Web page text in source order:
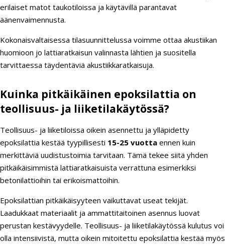
erilaiset matot taukotiloissa ja käytävillä parantavat
äänenvaimennusta.
Kokonaisvaltaisessa tilasuunnittelussa voimme ottaa akustiikan
huomioon jo lattiaratkaisun valinnasta lähtien ja suositella
tarvittaessa täydentäviä akustiikkaratkaisuja.
Kuinka pitkäikäinen epoksilattia on
teollisuus- ja liiketilakäytössä?
Teollisuus- ja liiketiloissa oikein asennettu ja ylläpidetty
epoksilattia kestää tyypillisesti 15-25 vuotta ennen kuin
merkittäviä uudistustoimia tarvitaan. Tämä tekee siitä yhden
pitkäikäisimmistä lattiaratkaisuista verrattuna esimerkiksi
betonilattioihin tai erikoismattoihin.
Epoksilattian pitkäikäisyyteen vaikuttavat useat tekijät.
Laadukkaat materiaalit ja ammattitaitoinen asennus luovat
perustan kestävyydelle. Teollisuus- ja liiketilakäytössä kulutus voi
olla intensiivistä, mutta oikein mitoitettu epoksilattia kestää myös